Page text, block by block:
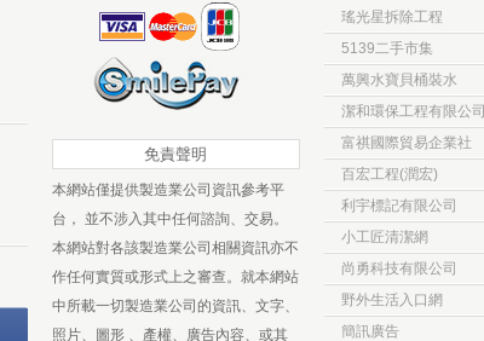
免責聲明
本網站僅提供製造業公司資訊參考平
台， 並不涉入其中任何諮詢、交易。
本網站對各該製造業公司相關資訊亦不
作任何實質或形式上之審查。就本網站
中所載一切製造業公司的資訊、文字、
照片、圖形 、產權、廣告內容、或其
瑤光星拆除工程
5139二手市集
萬興水寶貝桶裝水
潔和環保工程有限公司
富祺國際貿易企業社
百宏工程(潤宏)
利宇標記有限公司
小工匠清潔網
尚勇科技有限公司
野外生活入口網
簡訊廣告